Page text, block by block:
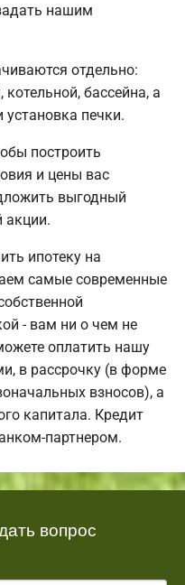
нашим
отдельно:
бассейна, а
печки.
построить
и цены вас
выгодный
акции.
ипотеку на
самые современные
- вам ни о чем не
оплатить нашу
в рассрочку (в форме
взносов), а
капитала. Кредит
партнером.
вопрос